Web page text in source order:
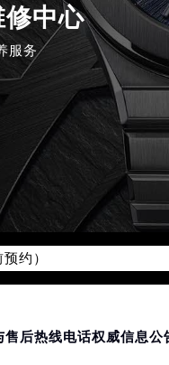
中心
服务
门、台湾全部区域（非
京总部）（需提前预约
预约）
前预约）
后热线电话权威信息公